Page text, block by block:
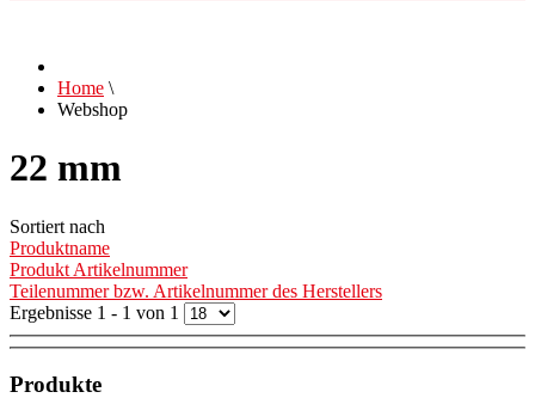
Home \
Webshop
22 mm
Sortiert nach
Produktname
Produkt Artikelnummer
Teilenummer bzw. Artikelnummer des Herstellers
Ergebnisse 1 - 1 von 1
Produkte